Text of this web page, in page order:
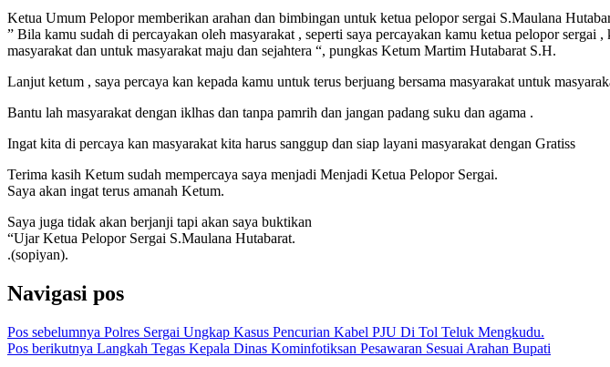
Ketua Umum Pelopor memberikan arahan dan bimbingan untuk ketua pelopor sergai S.Maulana
” Bila kamu sudah di percayakan oleh masyarakat , seperti saya percayakan kamu ketua pelopor
masyarakat dan untuk masyarakat maju dan sejahtera “, pungkas Ketum Martim Hutabarat S.H.
Lanjut ketum , saya percaya kan kepada kamu untuk terus berjuang bersama masyarakat untuk
Bantu lah masyarakat dengan iklhas dan tanpa pamrih dan jangan padang suku dan agama .
Ingat kita di percaya kan masyarakat kita harus sanggup dan siap layani masyarakat dengan Gratiss
Terima kasih Ketum sudah mempercaya saya menjadi Menjadi Ketua Pelopor Sergai.
Saya akan ingat terus amanah Ketum.
Saya juga tidak akan berjanji tapi akan saya buktikan
“Ujar Ketua Pelopor Sergai S.Maulana Hutabarat.
.(sopiyan).
Navigasi pos
Pos sebelumnya Polres Sergai Ungkap Kasus Pencurian Kabel PJU Di Tol Teluk Mengkudu.
Pos berikutnya Langkah Tegas Kepala Dinas Kominfotiksan Pesawaran Sesuai Arahan Bupati